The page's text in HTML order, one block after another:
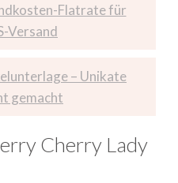
Flatrate für
Versand
– Unikate
gemacht
Cherry Lady